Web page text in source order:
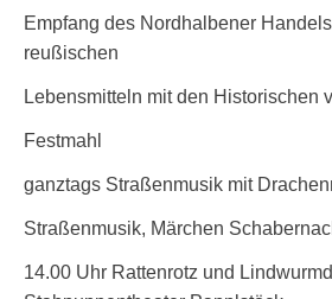
Empfang des Nordhalbener
reußischen
Lebensmitteln mit den Historischen
Festmahl
ganztags Straßenmusik mit
Straßenmusik, Märchen
14.00 Uhr Rattenrotz und